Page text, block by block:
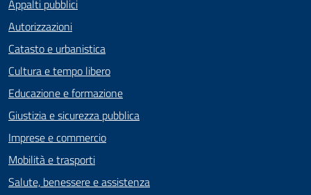
Appalti pubblici
Autorizzazioni
Catasto e urbanistica
Cultura e tempo libero
Educazione e formazione
Giustizia e sicurezza pubblica
Imprese e commercio
Mobilità e trasporti
Salute, benessere e assistenza